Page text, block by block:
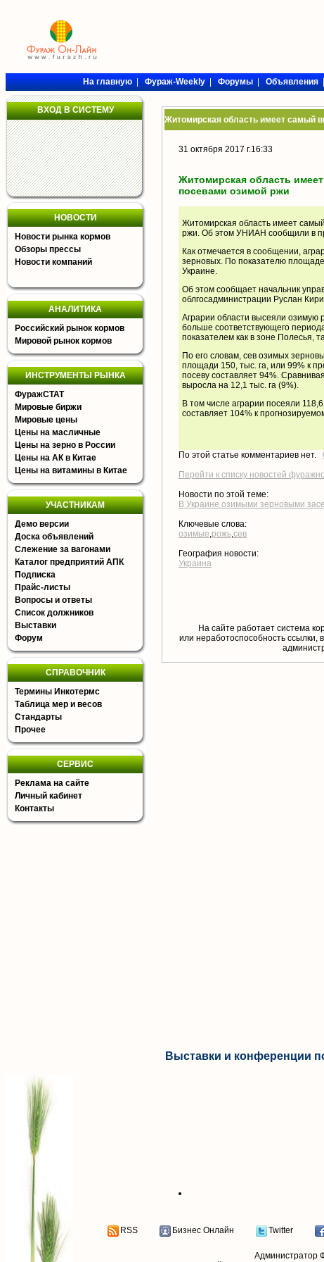
На главную|Фураж-Weekly|Форумы|Объявления
ВХОД В СИСТЕМУ
НОВОСТИ
Новости рынка кормов
Обзоры прессы
Новости компаний
АНАЛИТИКА
Российский рынок кормов
Мировой рынок кормов
ИНСТРУМЕНТЫ РЫНКА
ФуражСТАТ
Мировые биржи
Мировые цены
Цены на масличные
Цены на зерно в России
Цены на АК в Китае
Цены на витамины в Китае
УЧАСТНИКАМ
Демо версии
Доска объявлений
Слежение за вагонами
Каталог предприятий АПК
Подписка
Прайс-листы
Вопросы и ответы
Список должников
Выставки
Форум
СПРАВОЧНИК
Термины Инкотермс
Таблица мер и весов
Стандарты
Прочее
СЕРВИС
Реклама на сайте
Личный кабинет
Контакты
Житомирская область имеет самый
31 октября 2017 г.16:33
Житомирская область
посевами озимой ржи
Житомирская область имеет
ржи. Об этом УНИАН сообщили в
Как отмечается в сообщении,
зерновых. По показателю
Украине.
Об этом сообщает начальник
облгосадминистрации Руслан
Аграрии области высеяли озимую
больше соответствующего
показателем как в зоне Полесья,
По его словам, сев озимых
площади 150, тыс. га, или 99% к
посеву составляет 94%.
выросла на 12,1 тыс. га (9%).
В том числе аграрии посеяли
составляет 104% к
По этой статье комментариев нет.
Перейти к списку новостей
Новости по этой теме:
В Украине озимыми зерновыми
Ключевые слова:
озимые,рожь,сев
География новости:
Украина
На сайте работает система
или неработоспособность ссылки,
Выставки и конференции
RSS Бизнес Онлайн Twitter
Администратор